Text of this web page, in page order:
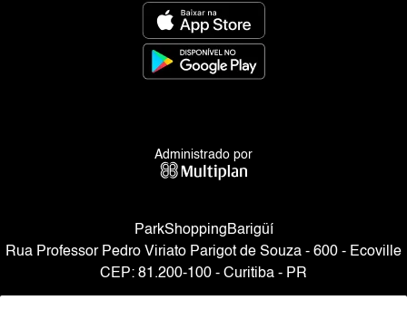
Administrado por
ParkShoppingBarigüí
Rua Professor Pedro Viriato Parigot de Souza - 600 - Ecoville
CEP: 81.200-100 - Curitiba - PR